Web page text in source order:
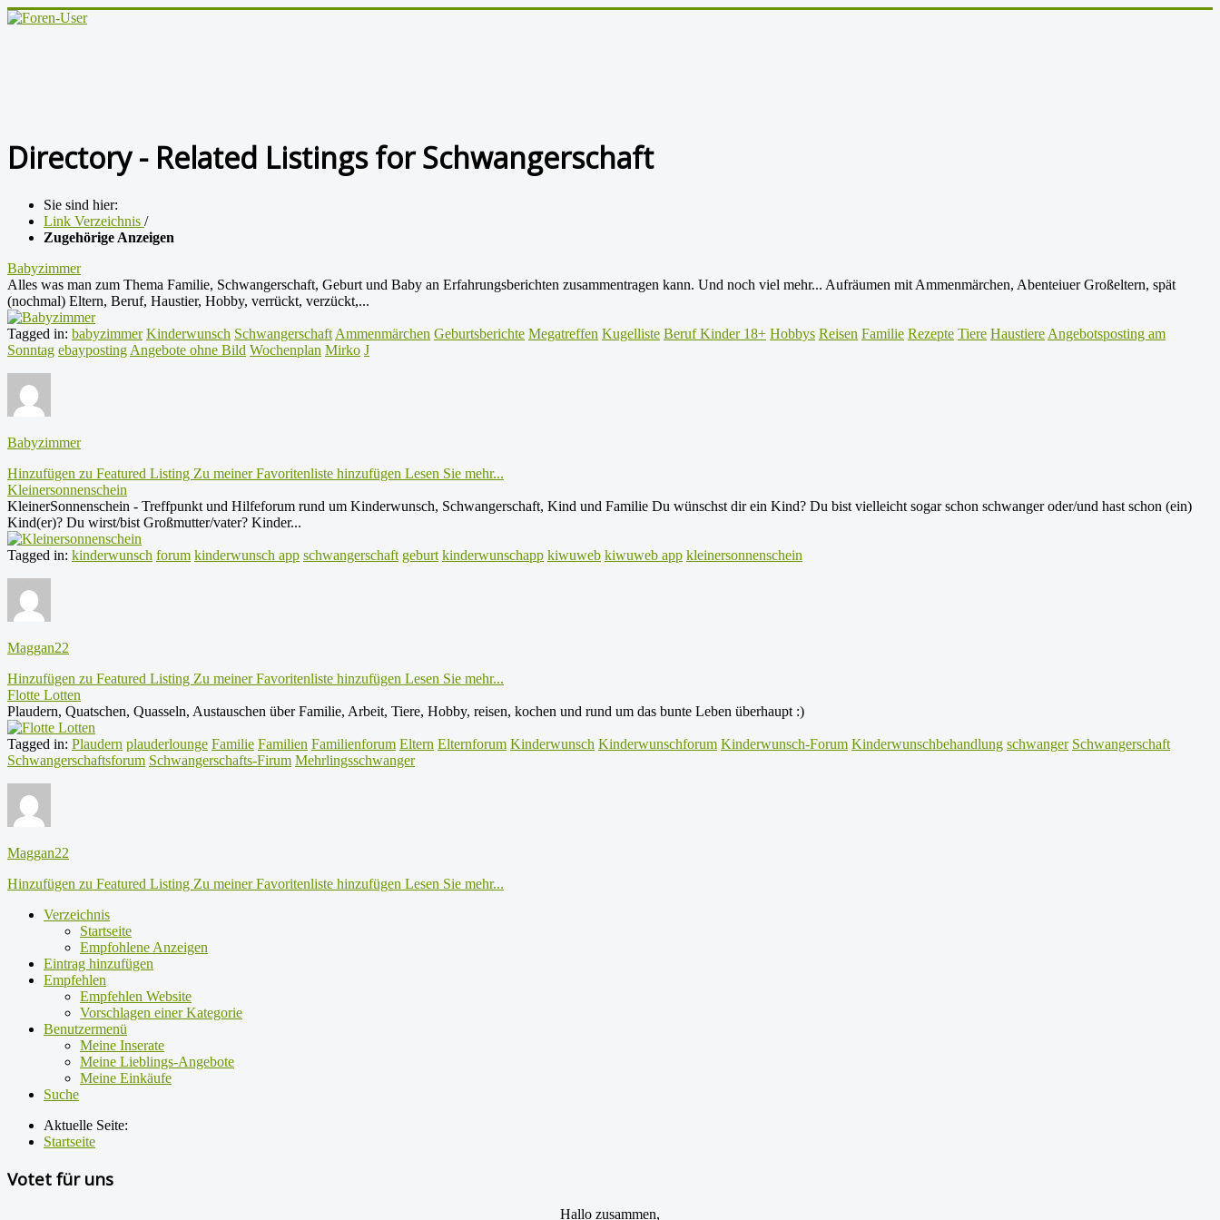
Directory - Related Listings for Schwangerschaft
Sie sind hier:
Link Verzeichnis /
Zugehörige Anzeigen
Babyzimmer
Alles was man zum Thema Familie, Schwangerschaft, Geburt und Baby an Erfahrungsberichten zusammentragen kann. Und noch viel mehr... Aufräumen mit Ammenmärchen, Abenteiuer Großeltern, spät
(nochmal) Eltern, Beruf, Haustier, Hobby, verrückt, verzückt,...
Tagged in: babyzimmer Kinderwunsch Schwangerschaft Ammenmärchen Geburtsberichte Megatreffen Kugelliste Beruf Kinder 18+ Hobbys Reisen Familie Rezepte Tiere Haustiere Angebotsposting am
Sonntag ebayposting Angebote ohne Bild Wochenplan Mirko J
Babyzimmer
Hinzufügen zu Featured Listing Zu meiner Favoritenliste hinzufügen Lesen Sie mehr...
Kleinersonnenschein
KleinerSonnenschein - Treffpunkt und Hilfeforum rund um Kinderwunsch, Schwangerschaft, Kind und Familie Du wünschst dir ein Kind? Du bist vielleicht sogar schon schwanger oder/und hast schon (ein)
Kind(er)? Du wirst/bist Großmutter/vater? Kinder...
Tagged in: kinderwunsch forum kinderwunsch app schwangerschaft geburt kinderwunschapp kiwuweb kiwuweb app kleinersonnenschein
Maggan22
Hinzufügen zu Featured Listing Zu meiner Favoritenliste hinzufügen Lesen Sie mehr...
Flotte Lotten
Plaudern, Quatschen, Quasseln, Austauschen über Familie, Arbeit, Tiere, Hobby, reisen, kochen und rund um das bunte Leben überhaupt :)
Tagged in: Plaudern plauderlounge Familie Familien Familienforum Eltern Elternforum Kinderwunsch Kinderwunschforum Kinderwunsch-Forum Kinderwunschbehandlung schwanger Schwangerschaft
Schwangerschaftsforum Schwangerschafts-Firum Mehrlingsschwanger
Maggan22
Hinzufügen zu Featured Listing Zu meiner Favoritenliste hinzufügen Lesen Sie mehr...
Verzeichnis
Startseite
Empfohlene Anzeigen
Eintrag hinzufügen
Empfehlen
Empfehlen Website
Vorschlagen einer Kategorie
Benutzermenü
Meine Inserate
Meine Lieblings-Angebote
Meine Einkäufe
Suche
Aktuelle Seite:
Startseite
Votet für uns
Hallo zusammen,